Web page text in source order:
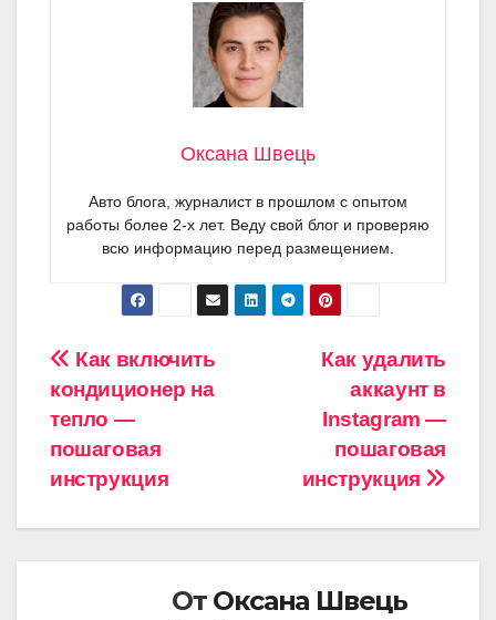
Оксана Швець
Авто блога, журналист в прошлом с опытом
работы более 2-х лет. Веду свой блог и проверяю
всю информацию перед размещением.
Навигация
по
записям
Как удалить
аккаунт в
Instagram —
пошаговая
инструкция
Как включить
кондиционер на
тепло —
пошаговая
инструкция
От Оксана Швець